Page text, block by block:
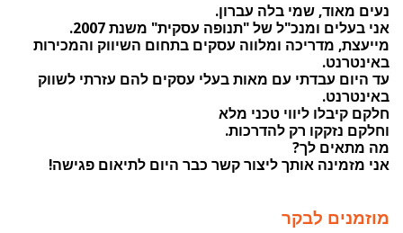
נעים מאוד, שמי בלה עברון.
אני בעלים ומנכ"ל של "תנופה עסקית" משנת 2007.
מייעצת, מדריכה ומלווה עסקים בתחום השיווק והמכירות
באינטרנט.
עד היום עבדתי עם מאות בעלי עסקים להם עזרתי לשווק
באינטרנט.
חלקם קיבלו ליווי טכני מלא
וחלקם נזקקו רק להדרכות.
מה מתאים לך?
אני מזמינה אותך ליצור קשר כבר היום לתיאום פגישה!
מוזמנים לבקר